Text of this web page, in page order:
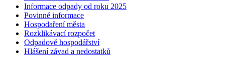
Informace odpady od roku 2025
Povinné informace
Hospodaření města
Rozklikávací rozpočet
Odpadové hospodářství
Hlášení závad a nedostatků